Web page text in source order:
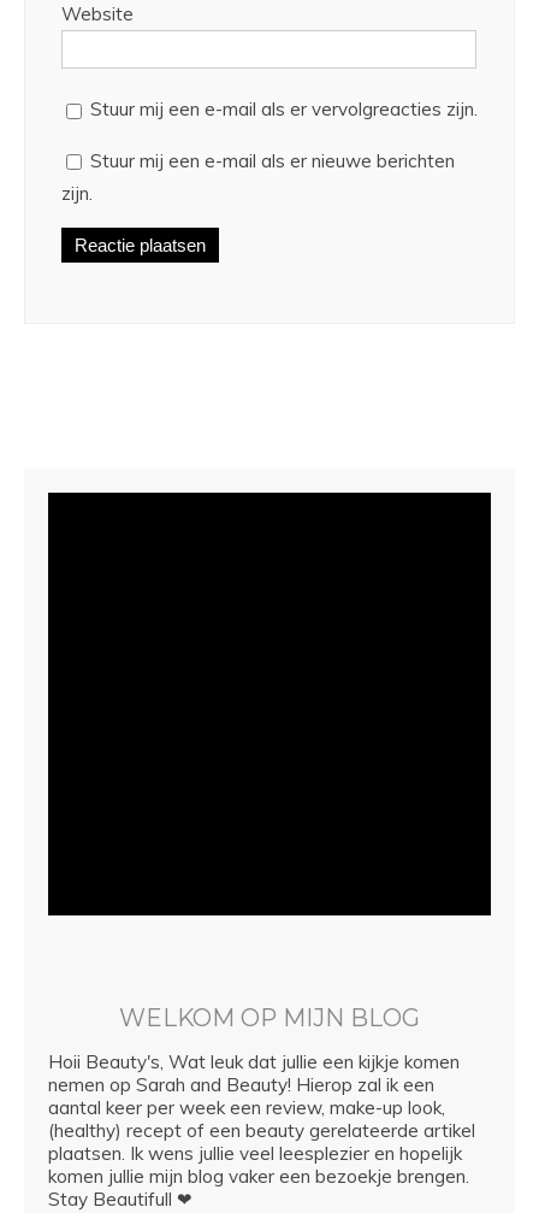
Website
Stuur mij een e-mail als er vervolgreacties zijn.
Stuur mij een e-mail als er nieuwe berichten
zijn.
WELKOM OP MIJN BLOG
Hoii Beauty's, Wat leuk dat jullie een kijkje komen
nemen op Sarah and Beauty! Hierop zal ik een
aantal keer per week een review, make-up look,
(healthy) recept of een beauty gerelateerde artikel
plaatsen. Ik wens jullie veel leesplezier en hopelijk
komen jullie mijn blog vaker een bezoekje brengen.
Stay Beautifull ❤